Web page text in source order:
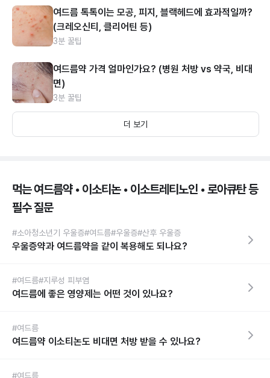
여드름 톡톡이는 모공, 피지, 블랙헤드에 효과적일까?
(크레오신티, 클리어틴 등)
3분 꿀팁
여드름약 가격 얼마인가요? (병원 처방 vs 약국, 비대
면)
3분 꿀팁
더 보기
먹는 여드름약 • 이소티논 • 이소트레티노인 • 로아큐탄 등
필수 질문
#소아청소년기 우울증#여드름#우울증#산후 우울증
우울증약과 여드름약을 같이 복용해도 되나요?
#여드름#지루성 피부염
여드름에 좋은 영양제는 어떤 것이 있나요?
#여드름
여드름약 이소티논도 비대면 처방 받을 수 있나요?
#여드름